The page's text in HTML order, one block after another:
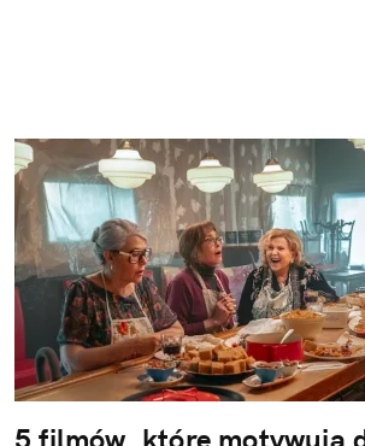
5 filmów, które motywują